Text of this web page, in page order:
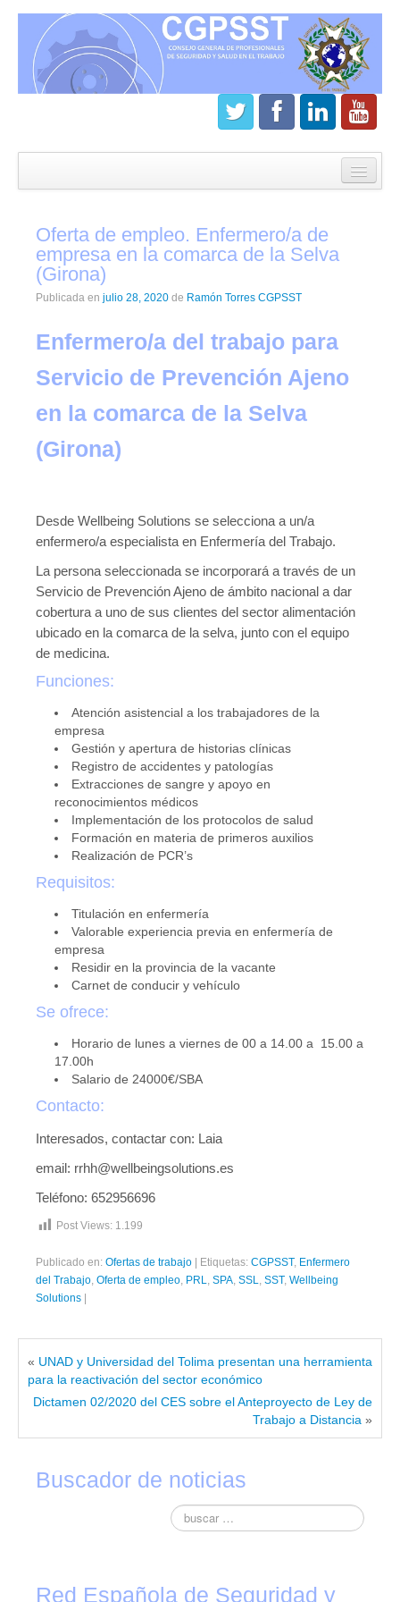
¿Que es el Consejo?
Estatutos
Junta directiva del CGPSST
Asamblea general CGPSST
Publicaciones
Publicaciones del CGPSST
Publicaciones de las asociaciones
Prevencionistas
Prevencionistas SST
Novedades de asociaciones
Novedades legislativas
Novedades tecnicas
Vídeos youtube
Formación
Acciones Formativas CGPSST
Otras acciones formativas
Ofertas
Ofertas de trabajo
Mándanos tu CV
Asociaciones
Política de cookies
Contacto
Oferta de empleo. Enfermero/a de
empresa en la comarca de la Selva
(Girona)
Publicada en julio 28, 2020 de Ramón Torres CGPSST
Enfermero/a del trabajo para
Servicio de Prevención Ajeno
en la comarca de la Selva
(Girona)
Desde Wellbeing Solutions se selecciona a un/a
enfermero/a especialista en Enfermería del Trabajo.
La persona seleccionada se incorporará a través de un
Servicio de Prevención Ajeno de ámbito nacional a dar
cobertura a uno de sus clientes del sector alimentación
ubicado en la comarca de la selva, junto con el equipo
de medicina.
Funciones:
Atención asistencial a los trabajadores de la
empresa
Gestión y apertura de historias clínicas
Registro de accidentes y patologías
Extracciones de sangre y apoyo en
reconocimientos médicos
Implementación de los protocolos de salud
Formación en materia de primeros auxilios
Realización de PCR’s
Requisitos:
Titulación en enfermería
Valorable experiencia previa en enfermería de
empresa
Residir en la provincia de la vacante
Carnet de conducir y vehículo
Se ofrece:
Horario de lunes a viernes de 00 a 14.00 a 15.00 a
17.00h
Salario de 24000€/SBA
Contacto:
Interesados, contactar con: Laia
email: rrhh@wellbeingsolutions.es
Teléfono: 652956696
Post Views: 1.199
Publicado en: Ofertas de trabajo | Etiquetas: CGPSST, Enfermero
del Trabajo Oferta de empleo PRL SPA SSL SST, Wellbeing
Solutions |
« UNAD y Universidad del Tolima presentan una herramienta
para la reactivación del sector económico
Dictamen 02/2020 del CES sobre el Anteproyecto de Ley de
Trabajo a Distancia »
Buscador de noticias
Red Española de Seguridad y